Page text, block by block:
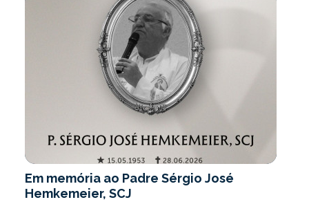
Em memória ao Padre Sérgio José
Hemkemeier, SCJ